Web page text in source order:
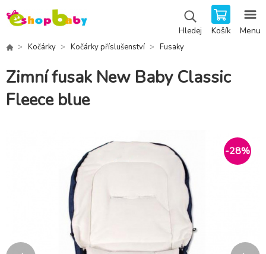
Hledej Košík Menu
Kočárky Kočárky příslušenství Fusaky
Zimní fusak New Baby Classic
Fleece blue
-28%